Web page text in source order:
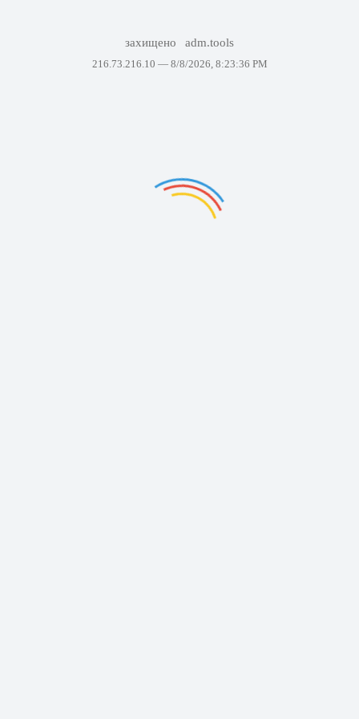
захищено adm.tools
216.73.216.10 — 8/8/2026, 8:23:36 PM